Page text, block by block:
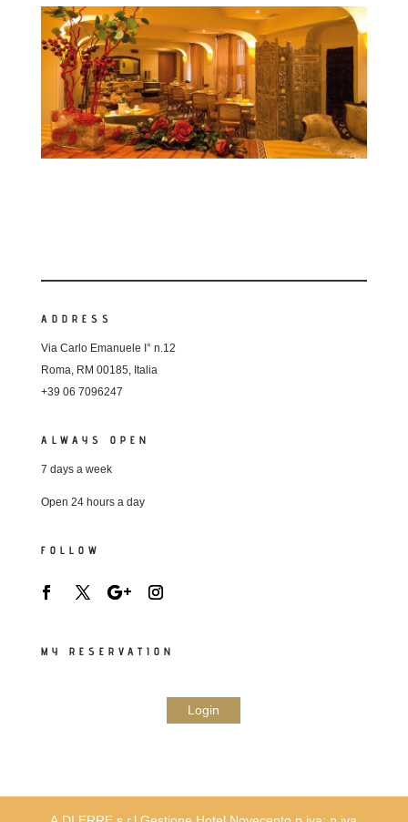
ADDRESS
Via Carlo Emanuele I° n.12
Roma, RM 00185, Italia
+39 06 7096247
ALWAYS OPEN
7 days a week
Open 24 hours a day
FOLLOW
MY RESERVATION
Login